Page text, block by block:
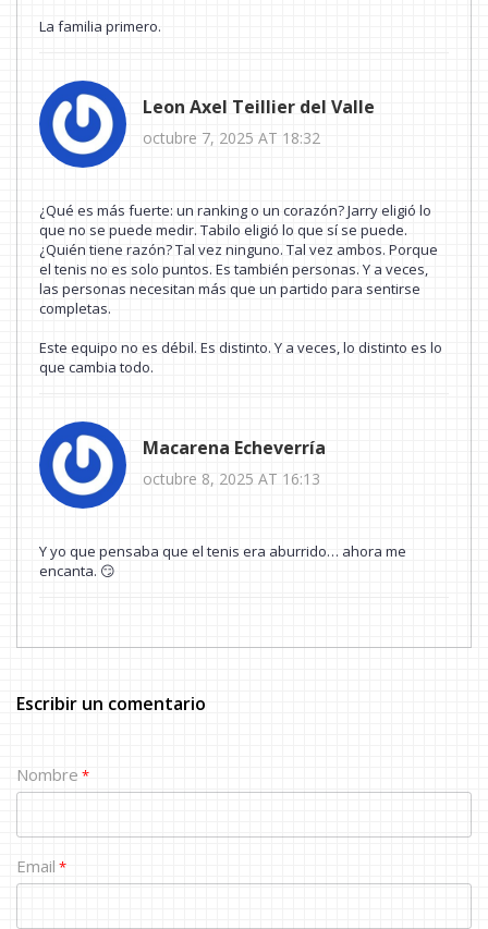
La familia primero.
Leon Axel Teillier del Valle
octubre 7, 2025 AT 18:32
¿Qué es más fuerte: un ranking o un corazón? Jarry eligió lo
que no se puede medir. Tabilo eligió lo que sí se puede.
¿Quién tiene razón? Tal vez ninguno. Tal vez ambos. Porque
el tenis no es solo puntos. Es también personas. Y a veces,
las personas necesitan más que un partido para sentirse
completas.
Este equipo no es débil. Es distinto. Y a veces, lo distinto es lo
que cambia todo.
Macarena Echeverría
octubre 8, 2025 AT 16:13
Y yo que pensaba que el tenis era aburrido… ahora me
encanta. 😏
Escribir un comentario
Nombre *
Email *